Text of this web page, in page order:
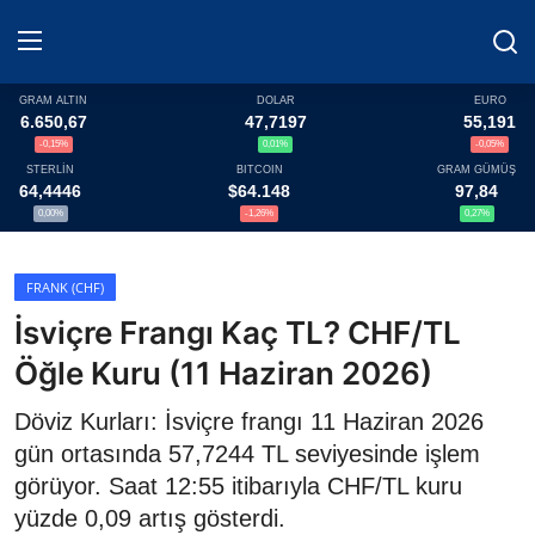
Haberler
Döviz
Altın Fiyatları
Döviz Kurları
Fonlar
Kripto Paralar
Çeviriciler
GRAM ALTIN
6.650,67
-0,15%
DOLAR
47,7197
0,01%
EURO
55,191
-0,05%
STERLİN
64,4446
0,00%
BITCOIN
$64.148
-1,26%
GRAM GÜMÜŞ
97,84
0,27%
FRANK (CHF)
İsviçre Frangı Kaç TL? CHF/TL
Öğle Kuru (11 Haziran 2026)
Döviz Kurları: İsviçre frangı 11 Haziran 2026
gün ortasında 57,7244 TL seviyesinde işlem
görüyor. Saat 12:55 itibarıyla CHF/TL kuru
yüzde 0,09 artış gösterdi.